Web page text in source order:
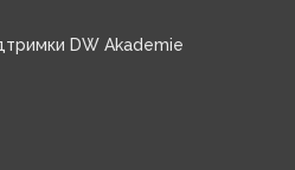
DW Akademie